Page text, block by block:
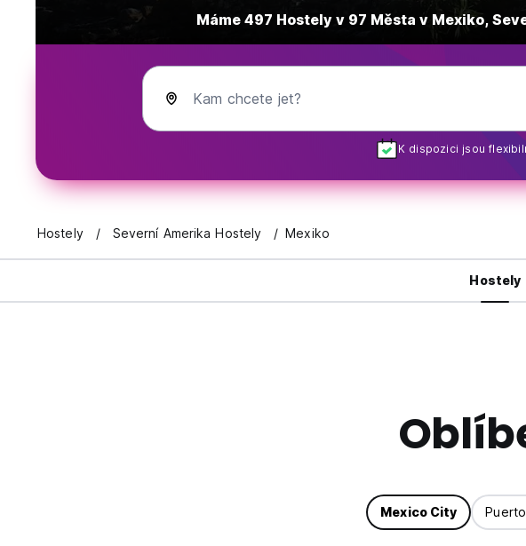
Máme 497 Hostely v 97 Města v Mexiko,
Kam chcete jet?
K dispozici jsou
Hostely Severní Amerika Hostely Mexiko
Hostely
Mexico City